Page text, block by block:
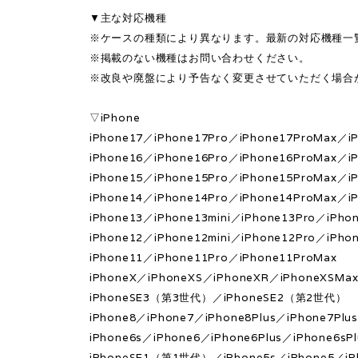
▼主な対応機種
※ケースの種類により異なります。最新の対応機種一
※掲載のない機種はお問い合わせください。
※改良や廃盤により予告なく変更させていただく場合
▽iPhone
iPhone17／iPhone17Pro／iPhone17ProMax／
iPhone16／iPhone16Pro／iPhone16ProMax／
iPhone15／iPhone15Pro／iPhone15ProMax／
iPhone14／iPhone14Pro／iPhone14ProMax／
iPhone13／iPhone13mini／iPhone13Pro／
iPhone12／iPhone12mini／iPhone12Pro／
iPhone11／iPhone11Pro／iPhone11ProMax
iPhoneX／iPhoneXS／iPhoneXR／iPhoneXSMax
iPhoneSE3（第3世代）／iPhoneSE2（第2世代）
iPhone8／iPhone7／iPhone8Plus／iPhone7Plus
iPhone6s／iPhone6／iPhone6Plus／